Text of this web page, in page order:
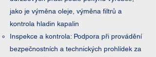
jako je výměna oleje, výměna filtrů a
kontrola hladin kapalin
Inspekce a kontrola: Podpora při provádění
bezpečnostních a technických prohlídek za